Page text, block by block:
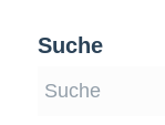
Suche